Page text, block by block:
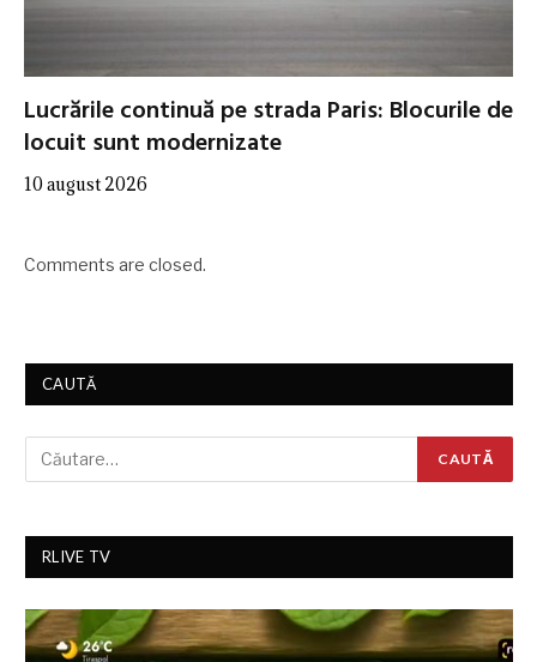
Lucrările continuă pe strada Paris: Blocurile de
locuit sunt modernizate
10 august 2026
Comments are closed.
CAUTĂ
RLIVE TV